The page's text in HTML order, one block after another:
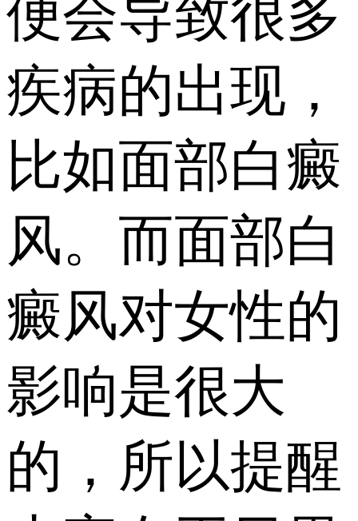
便会导致很多
疾病的出现，
比如面部白癜
风。而面部白
癜风对女性的
影响是很大
的，所以提醒